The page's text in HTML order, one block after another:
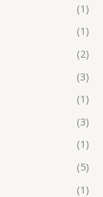
(1)
(1)
(2)
(3)
(1)
(3)
(1)
(5)
(1)